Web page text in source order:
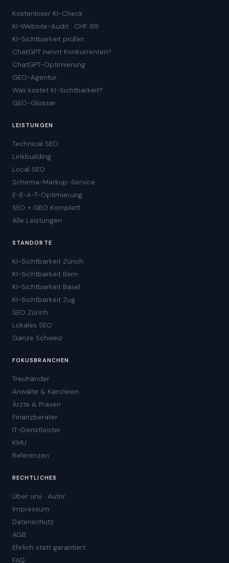
Kostenloser KI-Check
KI-Website-Audit · CHF 99
KI-Sichtbarkeit prüfen
ChatGPT nennt Konkurrenten?
ChatGPT-Optimierung
GEO-Agentur
Was kostet KI-Sichtbarkeit?
GEO-Glossar
LEISTUNGEN
Technical SEO
Linkbuilding
Local SEO
Schema-Markup-Service
E-E-A-T-Optimierung
SEO + GEO Komplett
Alle Leistungen
STANDORTE
KI-Sichtbarkeit Zürich
KI-Sichtbarkeit Bern
KI-Sichtbarkeit Basel
KI-Sichtbarkeit Zug
SEO Zürich
Lokales SEO
Ganze Schweiz
FOKUSBRANCHEN
Treuhänder
Anwälte & Kanzleien
Ärzte & Praxen
Finanzberater
IT-Dienstleister
KMU
Referenzen
RECHTLICHES
Über uns · Autor
Impressum
Datenschutz
AGB
Ehrlich statt garantiert
FAQ